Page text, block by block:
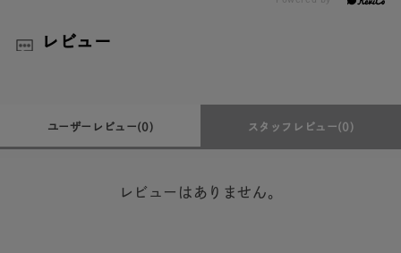
レビュー
ユーザーレビュー(0) スタッフレビュー(0)
レビューはありません。